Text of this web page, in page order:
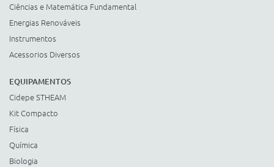
Ciências e Matemática Fundamental
Energias Renováveis
Instrumentos
Acessorios Diversos
EQUIPAMENTOS
Cidepe STHEAM
Kit Compacto
Física
Química
Biologia